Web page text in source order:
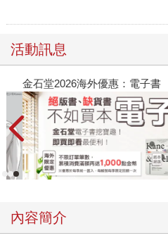
活動訊息
金石堂2026海外優惠：電子書
內容簡介